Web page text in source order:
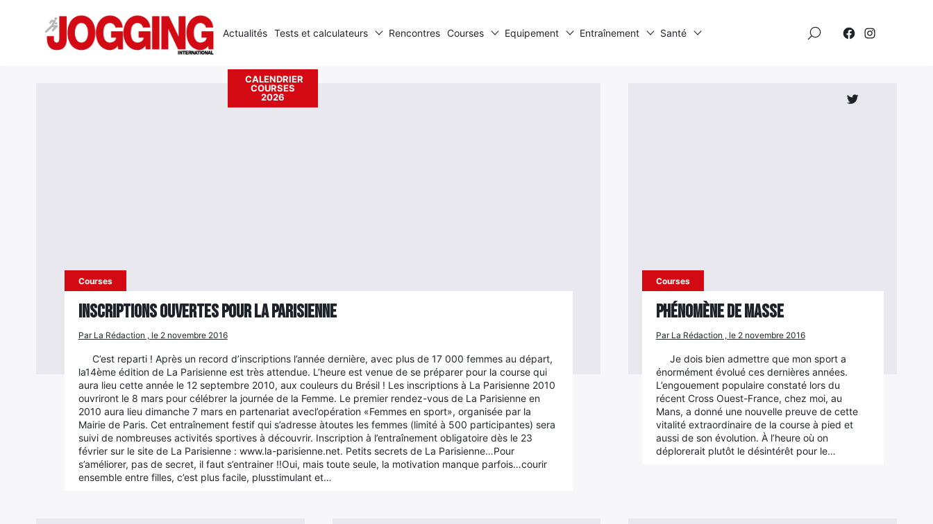
Accueil › Courses › Page 110
Courses
Inscriptions ouvertes pour la Parisienne
Par La Rédaction , le 2 novembre 2016
C’est reparti ! Après un record d’inscriptions l’année dernière, avec plus de 17 000 femmes au départ,
la14ème édition de La Parisienne est très attendue. L’heure est venue de se préparer pour la course qui
aura lieu cette année le 12 septembre 2010, aux couleurs du Brésil ! Les inscriptions à La Parisienne 2010
ouvriront le 8 mars pour célébrer la journée de la Femme. Le premier rendez-vous de La Parisienne en
2010 aura lieu dimanche 7 mars en partenariat avecl’opération «Femmes en sport», organisée par la
Mairie de Paris. Cet entraînement festif qui s’adresse àtoutes les femmes (limité à 500 participantes) sera
suivi de nombreuses activités sportives à découvrir. Inscription à l’entraînement obligatoire dès le 23
février sur le site de La Parisienne : www.la-parisienne.net. Petits secrets de La Parisienne…Pour
s’améliorer, pas de secret, il faut s’entrainer !!Oui, mais toute seule, la motivation manque parfois…courir
ensemble entre filles, c’est plus facile, plusstimulant et…
Courses
Phénomène de masse
Par La Rédaction , le 2 novembre 2016
Je dois bien admettre que mon sport a
énormément évolué ces dernières années.
L’engouement populaire constaté lors du
récent Cross Ouest-France, chez moi, au
Mans, a donné une nouvelle preuve de cette
vitalité extraordinaire de la course à pied et
aussi de son évolution. À l’heure où on
déplorerait plutôt le désintérêt pour le…
Actualités Tests et calculateurs Rencontres Courses Equipement Entraînement Santé
CALENDRIER
COURSES
2026
Élément
Rechercher